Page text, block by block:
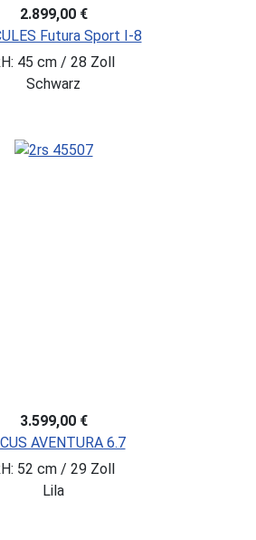
2.899,00 €
Futura Sport I-8
45 cm / 28 Zoll
Schwarz
3.599,00 €
AVENTURA 6.7
52 cm / 29 Zoll
Lila